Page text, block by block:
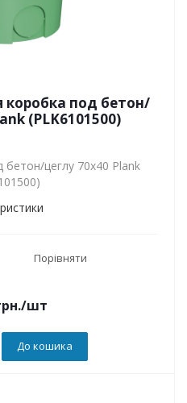
коробка под бетон/
(PLK6101500)
бетон/цеглу 70х40 Plank
Порівняти
/шт
До кошика